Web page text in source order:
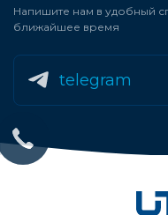
Напишите нам в удобный
ближайшее время
telegram